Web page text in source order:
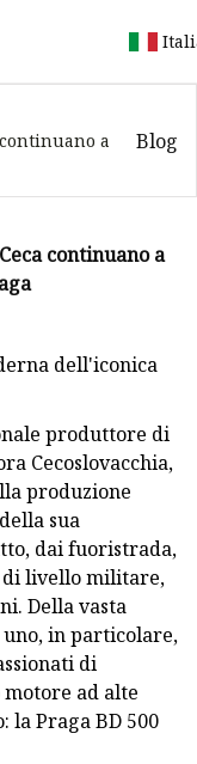
a
Blog
continuano a
dell'iconica
produttore di
Cecoslovacchia,
produzione
sua
dai fuoristrada,
livello militare,
Della vasta
in particolare,
di
ad alte
la Praga BD 500